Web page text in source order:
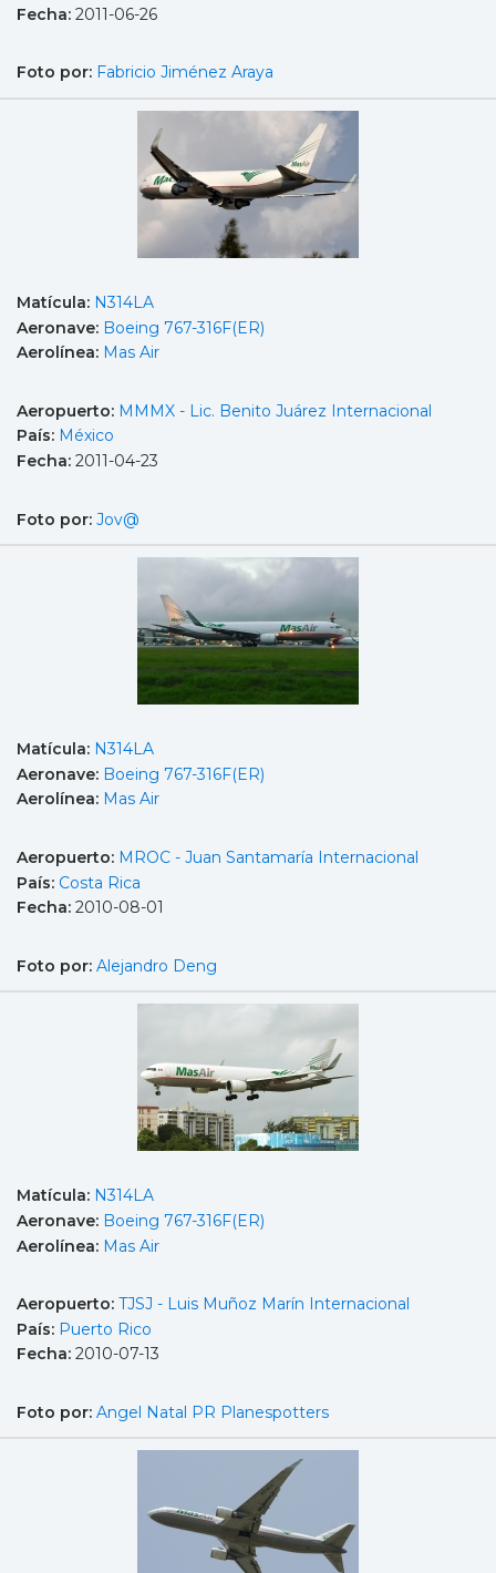
Fecha: 2011-06-26
Foto por: Fabricio Jiménez Araya
Matícula: N314LA
Aeronave: Boeing 767-316F(ER)
Aerolínea: Mas Air
Aeropuerto: MMMX - Lic. Benito Juárez Internacional
País: México
Fecha: 2011-04-23
Foto por: Jov@
Matícula: N314LA
Aeronave: Boeing 767-316F(ER)
Aerolínea: Mas Air
Aeropuerto: MROC - Juan Santamaría Internacional
País: Costa Rica
Fecha: 2010-08-01
Foto por: Alejandro Deng
Matícula: N314LA
Aeronave: Boeing 767-316F(ER)
Aerolínea: Mas Air
Aeropuerto: TJSJ - Luis Muñoz Marín Internacional
País: Puerto Rico
Fecha: 2010-07-13
Foto por: Angel Natal PR Planespotters